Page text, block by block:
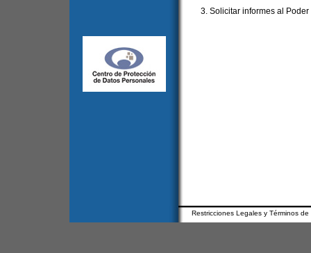
3. Solicitar informes al Poder
Restricciones Legales y Términos de